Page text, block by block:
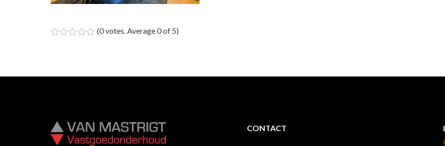
(0 votes. Average0of 5)
CONTACT